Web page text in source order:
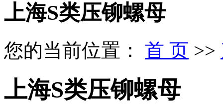
上海S类压铆螺母
您的当前位置： 首 页 >>
上海S类压铆螺母